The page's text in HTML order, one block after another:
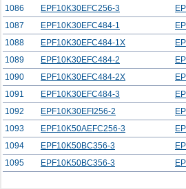
1086
EPF10K30EFC256-3
1087
EPF10K30EFC484-1
1088
EPF10K30EFC484-1X
1089
EPF10K30EFC484-2
1090
EPF10K30EFC484-2X
1091
EPF10K30EFC484-3
1092
EPF10K30EFI256-2
1093
EPF10K50AEFC256-3
1094
EPF10K50BC356-3
1095
EPF10K50BC356-3